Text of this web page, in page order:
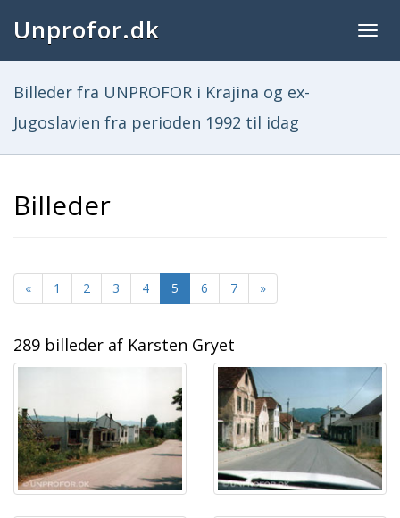
Unprofor.dk
Billeder fra UNPROFOR i Krajina og ex-
Jugoslavien fra perioden 1992 til idag
Billeder
« 1 2 3 4 5 6 7 »
289 billeder af Karsten Gryet